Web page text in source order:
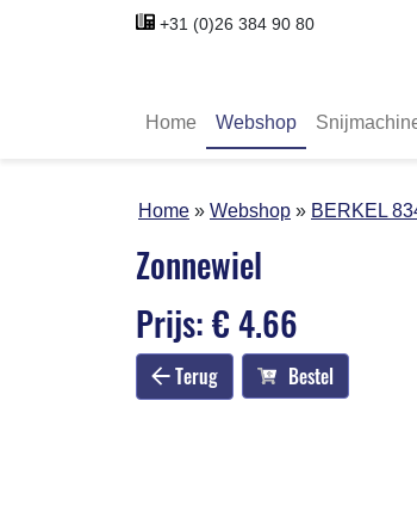
+31 (0)26 384 90 80
Home Webshop
Home Webshop BERKEL
Zonnewiel
Prijs: € 4.66
Terug Bestel